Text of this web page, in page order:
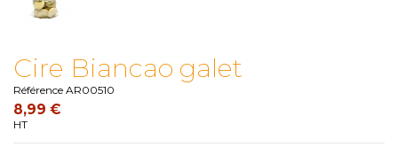
Cire Biancao galet
Référence AR00510
8,99 €
HT